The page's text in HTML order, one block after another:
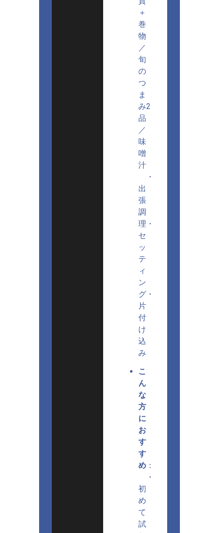
＋
巻
物
／
旬
の
つ
ま
み2
品
／
味
噌
汁
・
出
張
調
理・
セ
ッ
テ
ィ
ン
グ・
片
付
け
込
み
こ
ん
な
方
に
お
す
す
め：
・
初
め
て
試